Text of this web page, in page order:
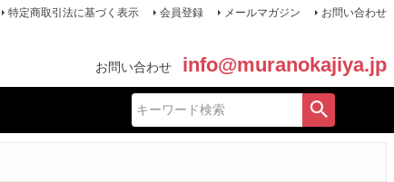
特定商取引法に基づく表示 会員登録 メールマガジン お問い合わせ
お問い合わせ info@muranokajiya.jp